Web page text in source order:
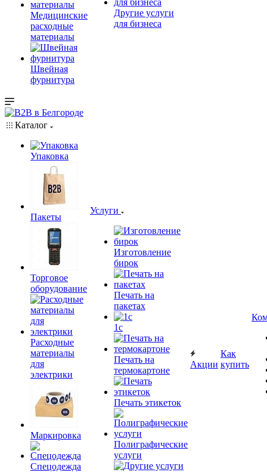
Медицинские
расходные
материалы
Швейная
фурнитура
Другие услуги
для бизнеса
Каталог
Упаковка
Пакеты
Торговое
оборудование
Расходные
материалы
для
электрики
Маркировка
Спецодежда
Услуги
Изготовление
бирок
Печать на
пакетах
1c
Печать на
термокартоне
Печать этикеток
Полиграфические
услуги
Акции
Как
купить